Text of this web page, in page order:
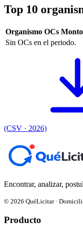
Top 10
Organismo OCs
Sin OCs en el periodo.
(CSV · 2026)
Encontrar, analizar,
© 2026 QuéLicitar ·
Producto